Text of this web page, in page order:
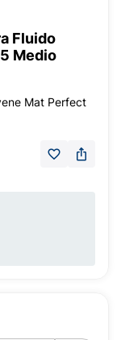
Fluido
Medio
Mat Perfect